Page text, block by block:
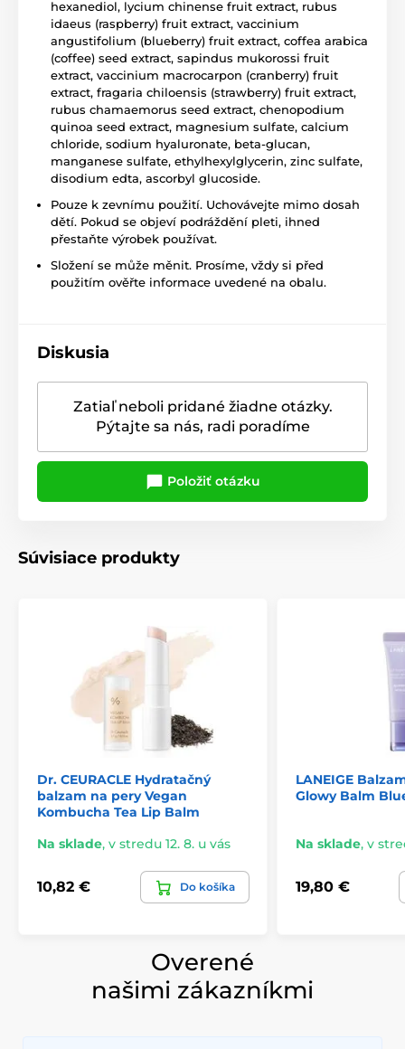
hexanediol, lycium chinense fruit extract, rubus
idaeus (raspberry) fruit extract, vaccinium
angustifolium (blueberry) fruit extract, coffea arabica
(coffee) seed extract, sapindus mukorossi fruit
extract, vaccinium macrocarpon (cranberry) fruit
extract, fragaria chiloensis (strawberry) fruit extract,
rubus chamaemorus seed extract, chenopodium
quinoa seed extract, magnesium sulfate, calcium
chloride, sodium hyaluronate, beta-glucan,
manganese sulfate, ethylhexylglycerin, zinc sulfate,
disodium edta, ascorbyl glucoside.
Pouze k zevnímu použití. Uchovávejte mimo dosah
dětí. Pokud se objeví podráždění pleti, ihned
přestaňte výrobek používat.
Složení se může měnit. Prosíme, vždy si před
použitím ověřte informace uvedené na obalu.
Diskusia
Zatiaľ neboli pridané žiadne otázky.
Pýtajte sa nás, radi poradíme
Položiť otázku
Súvisiace produkty
Dr. CEURACLE Hydratačný
balzam na pery Vegan
Kombucha Tea Lip Balm
Na sklade, v stredu 12. 8. u vás
10,82 € Do košíka
LANEIGE
Glowy Balm
Na sklade, v
19,80 €
Overené
našimi zákazníkmi